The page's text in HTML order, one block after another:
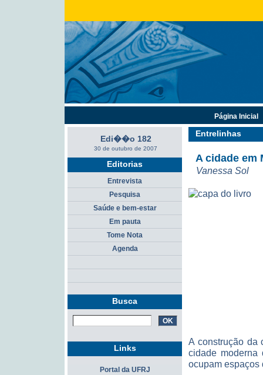
Entrelinhas
A cidade em
Vanessa Sol
A construção da
cidade
ocupam espaços
Edi��o 182
30 de outubro de 2007
Editorias
Entrevista
Pesquisa
Saúde e bem-estar
Em pauta
Tome Nota
Agenda
Busca
Página Inicial
Links
Portal da UFRJ